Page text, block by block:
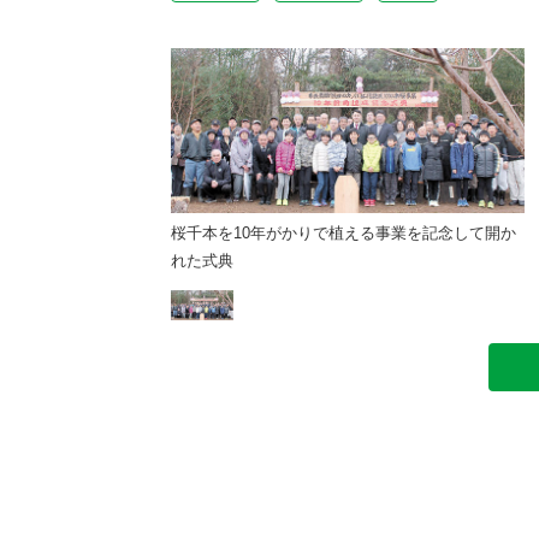
桜千本を10年がかりで植える事業を記念して開か
れた式典